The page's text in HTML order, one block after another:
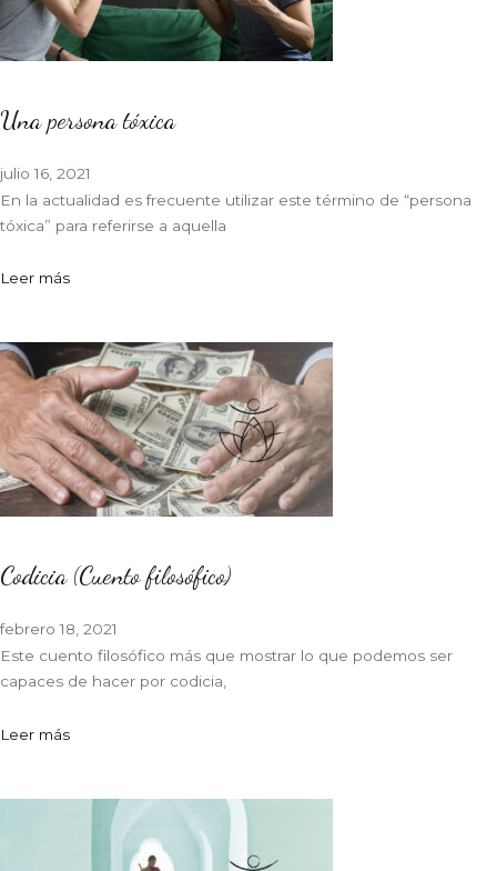
Una persona tóxica
julio 16, 2021
En la actualidad es frecuente utilizar este término de “persona
tóxica” para referirse a aquella
Leer más
Codicia (Cuento filosófico)
febrero 18, 2021
Este cuento filosófico más que mostrar lo que podemos ser
capaces de hacer por codicia,
Leer más